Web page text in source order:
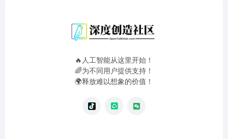
🔥人工智能从这里开始！
🌈为不同用户提供支持！
🌍释放难以想象的价值！